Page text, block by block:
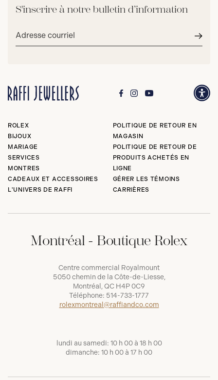
S'inscrire à notre bulletin d’information
Adresse
ROLEX
BIJOUX
MARIAGE
SERVICES
MONTRES
CADEAUX ET ACCESSOIRES
L'UNIVERS DE RAFFI
POLITIQUE DE RETOUR EN
MAGASIN
POLITIQUE DE RETOUR DE
PRODUITS ACHETÉS EN
LIGNE
GÉRER LES TÉMOINS
CARRIÈRES
Montréal - Boutique Rolex
Centre commercial Royalmount
5050 chemin de la Côte-de-Liesse,
Montréal, QC H4P 0C9
Téléphone: 514-733-1777
rolexmontreal@raffiandco.com
lundi au samedi: 10 h 00 à 18 h 00
dimanche: 10 h 00 à 17 h 00